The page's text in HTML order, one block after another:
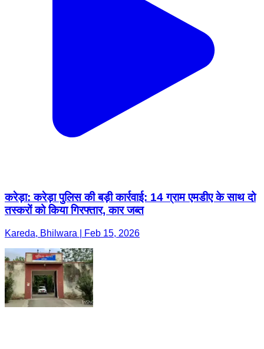
करेड़ा: करेड़ा पुलिस की बड़ी कार्रवाई: 14 ग्राम एमडीए के साथ दो
तस्करों को किया गिरफ्तार, कार जब्त
Kareda, Bhilwara | Feb 15, 2026